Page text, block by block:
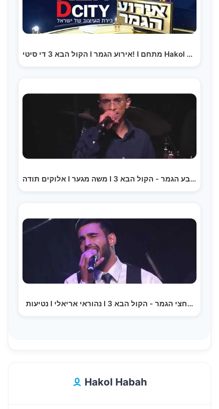
הקול הבא 3 די סיטי I אירוע הגמר! I מתחם Hakol Haba 3…
אלוקים תודה I משה מגער I רבע הגמר - הקול הבא 3…
נטיעות I נהוראי אריאלי I חצי הגמר - הקול הבא 3…
Hakol Habah